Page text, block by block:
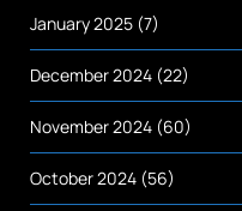
January 2025 (7)
December 2024 (22)
November 2024 (60)
October 2024 (56)